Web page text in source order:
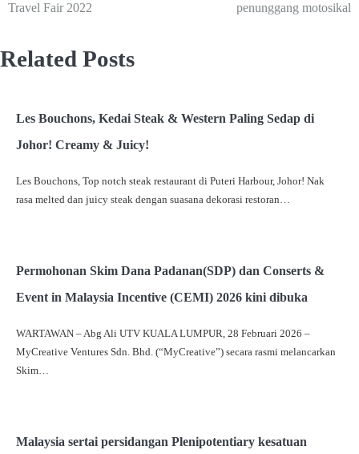
Travel Fair 2022
penunggang motosikal
Related Posts
Les Bouchons, Kedai Steak & Western Paling Sedap di
Johor! Creamy & Juicy!
Les Bouchons, Top notch steak restaurant di Puteri Harbour, Johor! Nak
rasa melted dan juicy steak dengan suasana dekorasi restoran…
Permohonan Skim Dana Padanan(SDP) dan Conserts &
Event in Malaysia Incentive (CEMI) 2026 kini dibuka
WARTAWAN – Abg Ali UTV KUALA LUMPUR, 28 Februari 2026 –
MyCreative Ventures Sdn. Bhd. (“MyCreative”) secara rasmi melancarkan
Skim…
Malaysia sertai persidangan Plenipotentiary kesatuan